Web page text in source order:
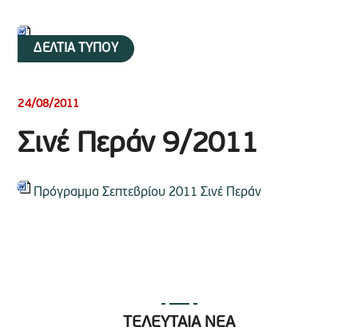
ΔΕΛΤΙΑ ΤΥΠΟΥ
24/08/2011
Σινέ Περάν 9/2011
Πρόγραμμα Σεπτεβρίου 2011 Σινέ Περάν
ΤΕΛΕΥΤΑΙΑ ΝΕΑ